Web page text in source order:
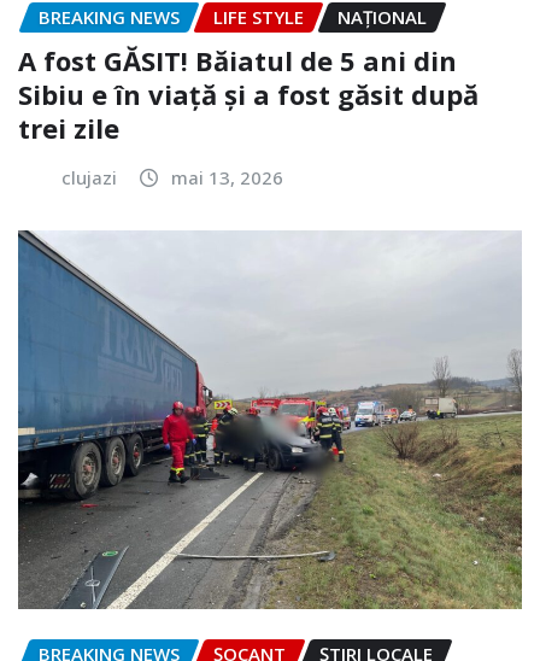
BREAKING NEWS LIFE STYLE NAŢIONAL
A fost GĂSIT! Băiatul de 5 ani din
Sibiu e în viață și a fost găsit după
trei zile
clujazi mai 13, 2026
BREAKING NEWS ȘOCANT ȘTIRI LOCALE